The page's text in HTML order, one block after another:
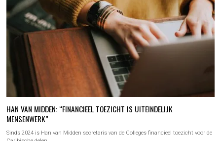
HAN VAN MIDDEN: “FINANCIEEL TOEZICHT IS UITEINDELIJK
MENSENWERK”
Sinds 2024 is Han van Midden secretaris van de Colleges financieel toezicht voor de